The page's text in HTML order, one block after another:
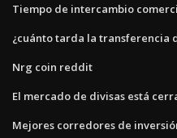
Tiempo de intercambio
¿cuánto tarda la transferencia
Nrg coin reddit
El mercado de divisas está
Mejores corredores de